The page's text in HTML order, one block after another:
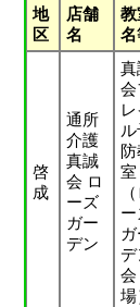
地
区
店舗
名
啓
成
通所
介護
真誠
会 ロ
ーズ
ガー
デン
会
室
会
場